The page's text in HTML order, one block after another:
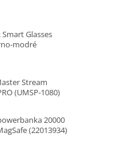
Smart Glasses
modré
Stream
(UMSP-1080)
20000
(22013934)